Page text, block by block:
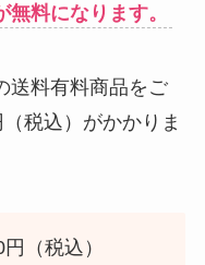
料になります。
送料有料商品をご
税込）がかかりま
（税込）